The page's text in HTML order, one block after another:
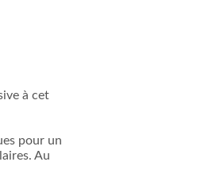
à cet
pour un
Au